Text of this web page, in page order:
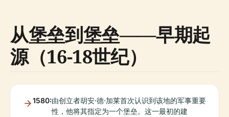
从堡垒到堡垒——早期起
源（16-18世纪）
1580:由创立者胡安·德·加莱首次认识到该地的军事重要
性，他将其指定为一个堡垒。这一最初的建